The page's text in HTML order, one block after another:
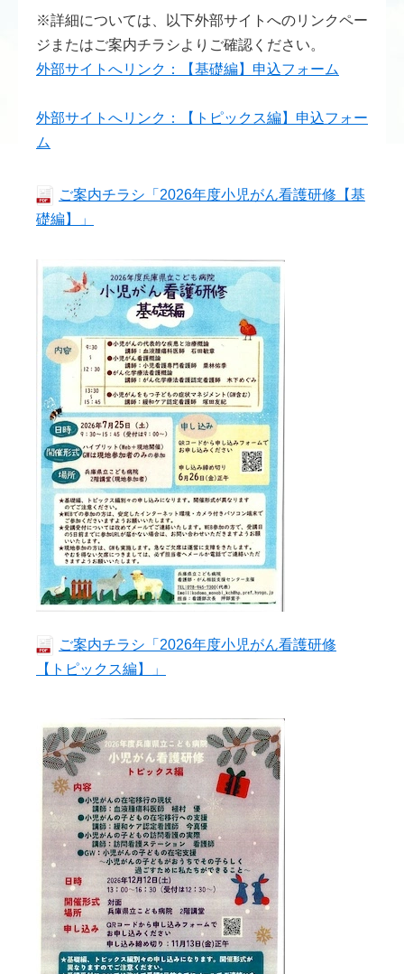
※詳細については、以下外部サイトへのリンクペー
ジまたはご案内チラシよりご確認ください。
外部サイトへリンク：【基礎編】申込フォーム
外部サイトへリンク：【トピックス編】申込フォー
ム
ご案内チラシ「2026年度小児がん看護研修【基
礎編】」
ご案内チラシ「2026年度小児がん看護研修
【トピックス編】」